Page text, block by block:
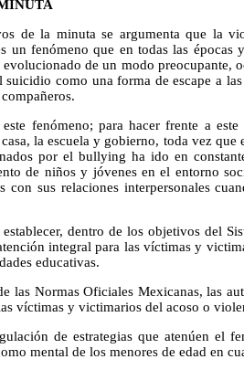
de la minuta se argumenta que la
un fenómeno que en todas las épocas
de un modo preocupante,
como una forma de escape a
fenómeno; para hacer frente a este
la escuela y gobierno, toda vez
por el bullying ha ido en
de niños y jóvenes en el entorno
con sus relaciones interpersonales
dentro de los objetivos del
integral para las víctimas y
educativas.
las Normas Oficiales Mexicanas, las
víctimas y victimarios del acoso o
de estrategias que atenúen el
mental de los menores de edad en